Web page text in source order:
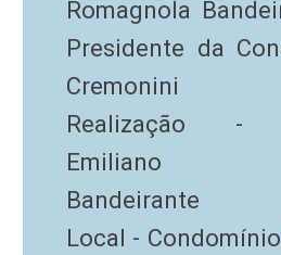
Romagnola
Presidente da
Cremonini
Realização -
Emiliano
Bandeirante
Local -